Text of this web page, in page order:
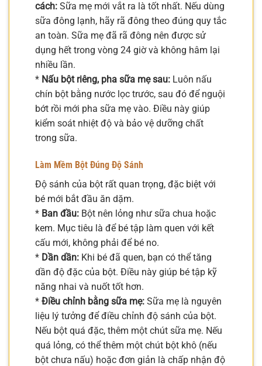
cách: Sữa mẹ mới vắt ra là tốt nhất. Nếu dùng
sữa đông lạnh, hãy rã đông theo đúng quy tắc
an toàn. Sữa mẹ đã rã đông nên được sử
dụng hết trong vòng 24 giờ và không hâm lại
nhiều lần.
* Nấu bột riêng, pha sữa mẹ sau: Luôn nấu
chín bột bằng nước lọc trước, sau đó để nguội
bớt rồi mới pha sữa mẹ vào. Điều này giúp
kiểm soát nhiệt độ và bảo vệ dưỡng chất
trong sữa.
Làm Mềm Bột Đúng Độ Sánh
Độ sánh của bột rất quan trọng, đặc biệt với
bé mới bắt đầu ăn dặm.
* Ban đầu: Bột nên lỏng như sữa chua hoặc
kem. Mục tiêu là để bé tập làm quen với kết
cấu mới, không phải để bé no.
* Dần dần: Khi bé đã quen, bạn có thể tăng
dần độ đặc của bột. Điều này giúp bé tập kỹ
năng nhai và nuốt tốt hơn.
* Điều chỉnh bằng sữa mẹ: Sữa mẹ là nguyên
liệu lý tưởng để điều chỉnh độ sánh của bột.
Nếu bột quá đặc, thêm một chút sữa mẹ. Nếu
quá lỏng, có thể thêm một chút bột khô (nếu
bột chưa nấu) hoặc đơn giản là chấp nhận độ